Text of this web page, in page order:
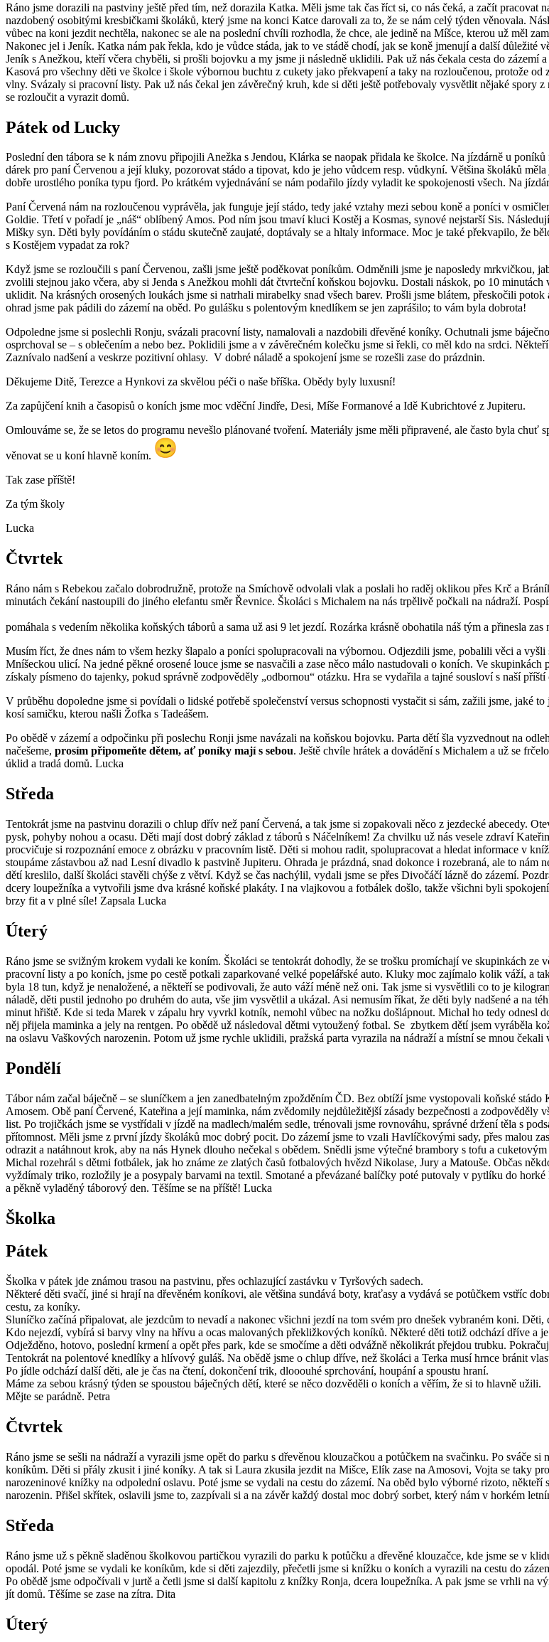
Ráno jsme dorazili na pastviny ještě před tím, než dorazila Katka. Měli jsme tak čas říct si, co nás čeká, a začít
nazdobený osobitými kresbičkami školáků, který jsme na konci Katce darovali za to, že se nám celý týden věnovala.
vůbec na koni jezdit nechtěla, nakonec se ale na poslední chvíli rozhodla, že chce, ale jedině na Míšce, kterou už měl
Nakonec jel i Jeník. Katka nám pak řekla, kdo je vůdce stáda, jak to ve stádě chodí, jak se koně jmenují a další důležité
Jeník s Anežkou, kteří včera chyběli, si prošli bojovku a my jsme ji následně uklidili. Pak už nás čekala cesta do zázemí
Kasová pro všechny děti ve školce i škole výbornou buchtu z cukety jako překvapení a taky na rozloučenou, protože
vlny. Svázaly si pracovní listy. Pak už nás čekal jen závěrečný kruh, kde si děti ještě potřebovaly vysvětlit nějaké
se rozloučit a vyrazit domů.
Pátek od Lucky
Poslední den tábora se k nám znovu připojili Anežka s Jendou, Klárka se naopak přidala ke školce. Na jízdárně u
dárek pro paní Červenou a její kluky, pozorovat stádo a tipovat, kdo je jeho vůdcem resp. vůdkyní. Většina školáků
dobře urostlého poníka typu fjord. Po krátkém vyjednávání se nám podařilo jízdy vyladit ke spokojenosti všech. Na
Paní Červená nám na rozloučenou vyprávěla, jak funguje její stádo, tedy jaké vztahy mezi sebou koně a poníci v
Goldie. Třetí v pořadí je „náš“ oblíbený Amos. Pod ním jsou tmaví kluci Kostěj a Kosmas, synové nejstarší Sis.
Mišky syn. Děti byly povídáním o stádu skutečně zaujaté, doptávaly se a hltaly informace. Moc je také překvapilo, že
s Kostějem vypadat za rok?
Když jsme se rozloučili s paní Červenou, zašli jsme ještě poděkovat poníkům. Odměnili jsme je naposledy mrkvičkou,
zvolili stejnou jako včera, aby si Jenda s Anežkou mohli dát čtvrteční koňskou bojovku. Dostali náskok, po 10
uklidit. Na krásných orosených loukách jsme si natrhali mirabelky snad všech barev. Prošli jsme blátem, přeskočili
ohrad jsme pak pádili do zázemí na oběd. Po gulášku s polentovým knedlíkem se jen zaprášilo; to vám byla dobrota!
Odpoledne jsme si poslechli Ronju, svázali pracovní listy, namalovali a nazdobili dřevěné koníky. Ochutnali jsme
osprchoval se – s oblečením a nebo bez. Poklidili jsme a v závěrečném kolečku jsme si řekli, co měl kdo na srdci.
Zaznívalo nadšení a veskrze pozitivní ohlasy. V dobré náladě a spokojení jsme se rozešli zase do prázdnin.
Děkujeme Ditě, Terezce a Hynkovi za skvělou péči o naše bříška. Obědy byly luxusní!
Za zapůjčení knih a časopisů o koních jsme moc vděční Jindře, Desi, Míše Formanové a Idě Kubrichtové z Jupiteru.
Omlouváme se, že se letos do programu nevešlo plánované tvoření. Materiály jsme měli připravené, ale často byla
věnovat se u koní hlavně koním.
Tak zase příště!
Za tým školy
Lucka
Čtvrtek
Ráno nám s Rebekou začalo dobrodružně, protože na Smíchově odvolali vlak a poslali ho raděj oklikou přes Krč a
minutách čekání nastoupili do jiného elefantu směr Řevnice. Školáci s Michalem na nás trpělivě počkali na nádraží.
pomáhala s vedením několika koňských táborů a sama už asi 9 let jezdí. Rozárka krásně obohatila náš tým a přinesla
Musím říct, že dnes nám to všem hezky šlapalo a poníci spolupracovali na výbornou. Odjezdili jsme, pobalili věci a
Mníšeckou ulicí. Na jedné pěkné orosené louce jsme se nasvačili a zase něco málo nastudovali o koních. Ve
získaly písmeno do tajenky, pokud správně zodpověděly „odbornou“ otázku. Hra se vydařila a tajné sousloví s naší
V průběhu dopoledne jsme si povídali o lidské potřebě společenství versus schopnosti vystačit si sám, zažili jsme,
kosí samičku, kterou našli Žofka s Tadeášem.
Po obědě v zázemí a odpočinku při poslechu Ronji jsme navázali na koňskou bojovku. Parta dětí šla vyzvednout na
načešeme, prosím připomeňte dětem, ať poníky mají s sebou. Ještě chvíle hrátek a dovádění s Michalem a už se
úklid a tradá domů. Lucka
Středa
Tentokrát jsme na pastvinu dorazili o chlup dřív než paní Červená, a tak jsme si zopakovali něco z jezdecké abecedy.
pysk, pohyby nohou a ocasu. Děti mají dost dobrý základ z táborů s Náčelníkem! Za chvilku už nás vesele zdraví
procvičuje si rozpoznání emoce z obrázku v pracovním listě. Děti si mohou radit, spolupracovat a hledat informace v
stoupáme zástavbou až nad Lesní divadlo k pastvině Jupiteru. Ohrada je prázdná, snad dokonce i rozebraná, ale to
dětí kreslilo, další školáci stavěli chýše z větví. Když se čas nachýlil, vydali jsme se přes Divočáčí lázně do zázemí.
dcery loupežníka a vytvořili jsme dva krásné koňské plakáty. I na vlajkovou a fotbálek došlo, takže všichni byli
brzy fit a v plné síle! Zapsala Lucka
Úterý
Ráno jsme se svižným krokem vydali ke koním. Školáci se tentokrát dohodly, že se trošku promíchají ve skupinkách
pracovní listy a po koních, jsme po cestě potkali zaparkované velké popelářské auto. Kluky moc zajímalo kolik váží, a
byla 18 tun, když je nenaložené, a někteří se podivovali, že auto váží méně než oni. Tak jsme si vysvětlili co to je
náladě, děti pustil jednoho po druhém do auta, vše jim vysvětlil a ukázal. Asi nemusím říkat, že děti byly nadšené a na
minut hřiště. Kde si teda Marek v zápalu hry vyvrkl kotník, nemohl vůbec na nožku došlápnout. Michal ho tedy odnesl
něj přijela maminka a jely na rentgen. Po obědě už následoval dětmi vytoužený fotbal. Se zbytkem dětí jsem vyráběla
na oslavu Vaškových narozenin. Potom už jsme rychle uklidili, pražská parta vyrazila na nádraží a místní se mnou
Pondělí
Tábor nám začal báječně – se sluníčkem a jen zanedbatelným zpožděním ČD. Bez obtíží jsme vystopovali koňské
Amosem. Obě paní Červené, Kateřina a její maminka, nám zvědomily nejdůležitější zásady bezpečnosti a
list. Po trojičkách jsme se vystřídali v jízdě na madlech/malém sedle, trénovali jsme rovnováhu, správné držení těla s
přítomnost. Měli jsme z první jízdy školáků moc dobrý pocit. Do zázemí jsme to vzali Havlíčkovými sady, přes malou
odrazit a natáhnout krok, aby na nás Hynek dlouho nečekal s obědem. Snědli jsme výtečné brambory s tofu a
Michal rozehrál s dětmi fotbálek, jak ho známe ze zlatých časů fotbalových hvězd Nikolase, Jury a Matouše. Občas
vyždímaly triko, rozložily je a posypaly barvami na textil. Smotané a převázané balíčky poté putovaly v pytlíku do
a pěkně vyladěný táborový den. Těšíme se na příště! Lucka
Školka
Pátek
Školka v pátek jde známou trasou na pastvinu, přes ochlazující zastávku v Tyršových sadech.
Některé děti svačí, jiné si hrají na dřevěném koníkovi, ale většina sundává boty, kraťasy a vydává se potůčkem vstříc
cestu, za koníky.
Sluníčko začíná připalovat, ale jezdcům to nevadí a nakonec všichni jezdí na tom svém pro dnešek vybraném koni.
Kdo nejezdí, vybírá si barvy vlny na hřívu a ocas malovaných překližkových koníků. Některé děti totiž odchází dříve a je
Odježděno, hotovo, poslední krmení a opět přes park, kde se smočíme a děti odvážně několikrát přejdou trubku.
Tentokrát na polentové knedlíky a hlívový guláš. Na obědě jsme o chlup dříve, než školáci a Terka musí hrnce bránit
Po jídle odchází další děti, ale je čas na čtení, dokončení trik, dlooouhé sprchování, houpání a spoustu hraní.
Máme za sebou krásný týden se spoustou báječných dětí, které se něco dozvěděli o koních a věřím, že si to hlavně užili.
Mějte se parádně. Petra
Čtvrtek
Ráno jsme se sešli na nádraží a vyrazili jsme opět do parku s dřevěnou klouzačkou a potůčkem na svačinku. Po sváče
koníkům. Děti si přály zkusit i jiné koníky. A tak si Laura zkusila jezdit na Mišce, Elík zase na Amosovi, Vojta se taky
narozeninové knížky na odpolední oslavu. Poté jsme se vydali na cestu do zázemí. Na oběd bylo výborné rizoto,
narozenin. Přišel skřítek, oslavili jsme to, zazpívali si a na závěr každý dostal moc dobrý sorbet, který nám v horkém
Středa
Ráno jsme už s pěkně sladěnou školkovou partičkou vyrazili do parku k potůčku a dřevěné klouzačce, kde jsme se v
opodál. Poté jsme se vydali ke koníkům, kde si děti zajezdily, přečetli jsme si knížku o koních a vyrazili na cestu do
Po obědě jsme odpočívali v jurtě a četli jsme si další kapitolu z knížky Ronja, dcera loupežníka. A pak jsme se vrhli na
jít domů. Těšíme se zase na zítra. Dita
Úterý